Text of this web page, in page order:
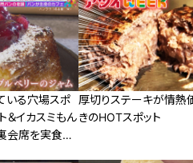
いる穴場スポ
＆イカスミもん
会席を実食リ
厚切りステーキが情
きのHOTスポット